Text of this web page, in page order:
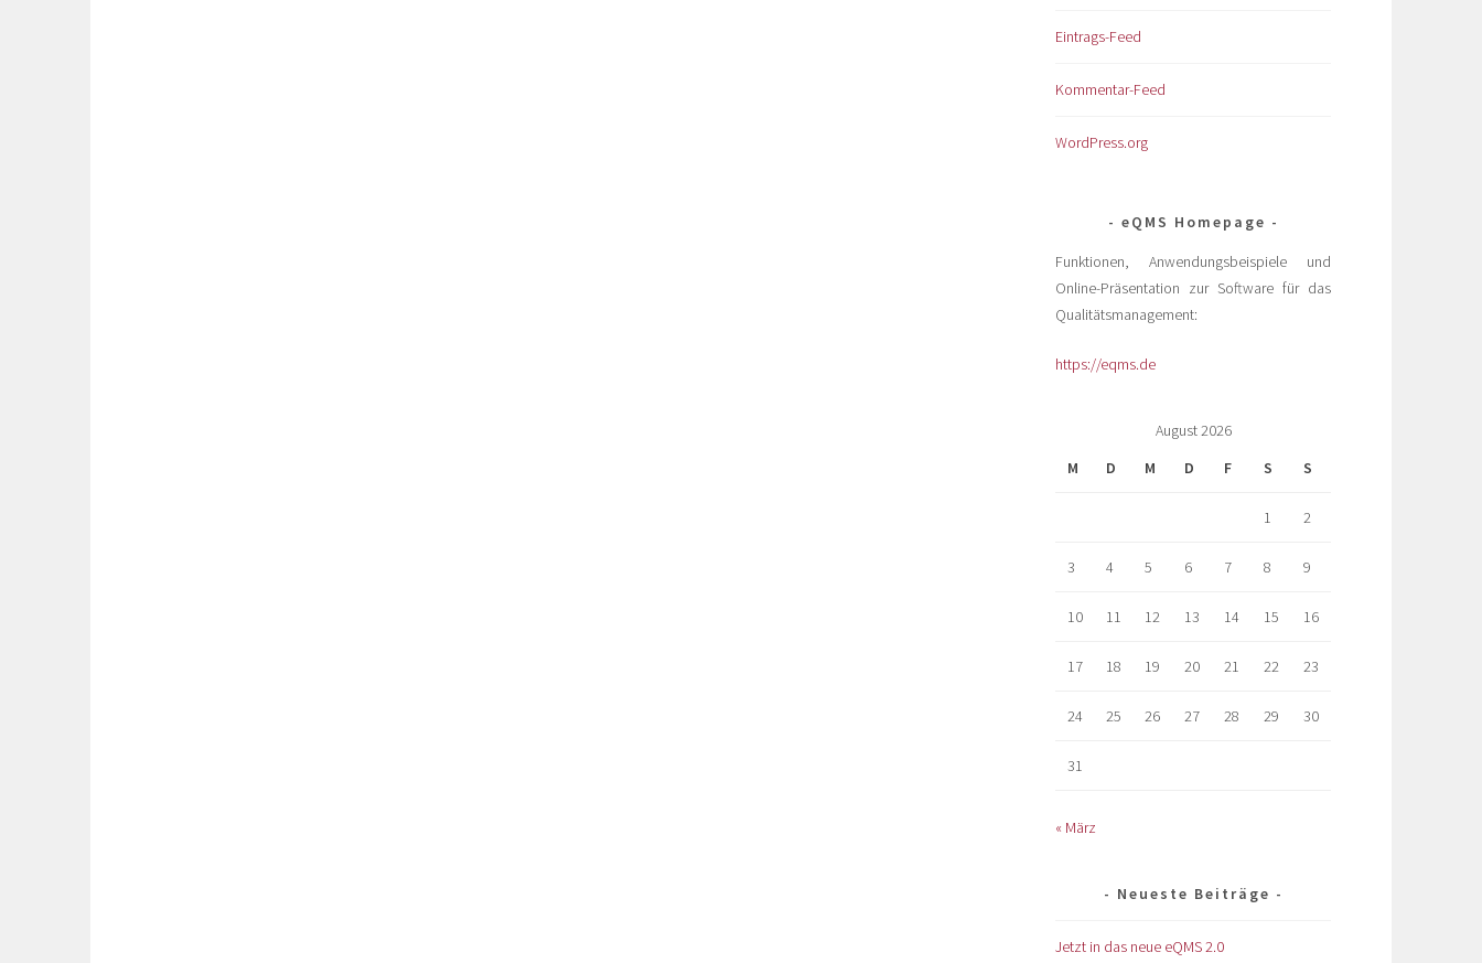
Eintrags-Feed
Kommentar-Feed
WordPress.org
eQMS Homepage
Funktionen, Anwendungsbeispiele und
Online-Präsentation zur Software für das
Qualitätsmanagement:
https://eqms.de
August 2026
M
D M D F S S
1 2
3 4 5 6 7 8 9
10 11 12 13 14 15 16
17 18 19 20 21 22 23
24 25 26 27 28 29 30
31
« März
Neueste Beiträge
Jetzt in das neue eQMS 2.0